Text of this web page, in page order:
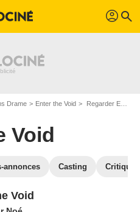
profil search
Drame Enter the Void Regarder Enter the Void en SVOD
Void
annonces Casting
Void